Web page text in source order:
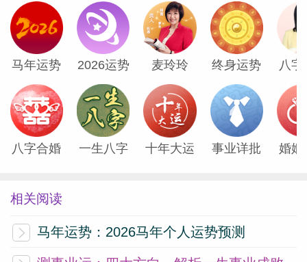
识的，嗯，也可能直接表白双向奔赴！但也
有些人想法、态度会发生180度转弯，之前
喜欢的，现在没感觉了，之前挺有距离的
人，现在一下子跟你走进了。有伴的注意关
系变化，别任性，别吵架。
金钱方面，见好就收！一方面金星带来正面
啊，但也会有形势突变，股市一下就波动
了。所以非常不建议贪心，有赌徒心态，时
刻评估好风险，风险和回报并存。天王星本
就不走寻常路，可能在你贪心的时候，敲打
马年运势 2026运势 麦玲玲 终身运势 八字
八字合婚 一生八字 十年大运 事业详批 婚姻
相关阅读
马年运势：2026马年个人运势预测